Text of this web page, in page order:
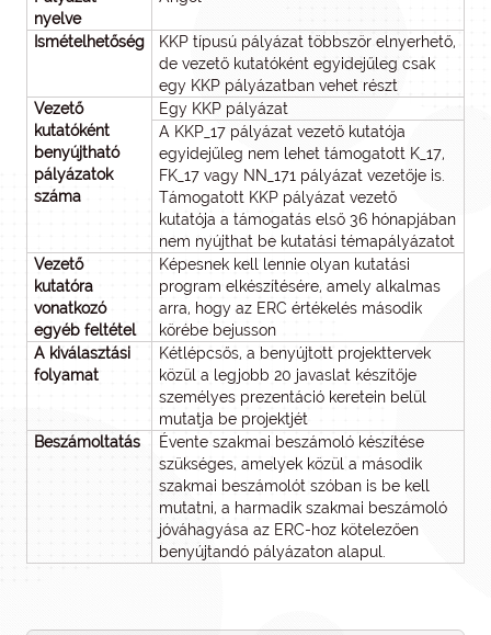
nyelve
Ismételhetőség
KKP típusú pályázat többször elnyerhető,
de vezető kutatóként egyidejűleg csak
egy KKP pályázatban vehet részt
Vezető
kutatóként
benyújtható
pályázatok
száma
Egy KKP pályázat
A KKP_17 pályázat vezető kutatója
egyidejűleg nem lehet támogatott K_17,
FK_17 vagy NN_171 pályázat vezetője is.
Támogatott KKP pályázat vezető
kutatója a támogatás első 36 hónapjában
nem nyújthat be kutatási témapályázatot
Vezető
kutatóra
vonatkozó
egyéb feltétel
Képesnek kell lennie olyan kutatási
program elkészítésére, amely alkalmas
arra, hogy az ERC értékelés második
körébe bejusson
A kiválasztási
folyamat
Kétlépcsős, a benyújtott projekttervek
közül a legjobb 20 javaslat készítője
személyes prezentáció keretein belül
mutatja be projektjét
Beszámoltatás
Évente szakmai beszámoló készítése
szükséges, amelyek közül a második
szakmai beszámolót szóban is be kell
mutatni, a harmadik szakmai beszámoló
jóváhagyása az ERC-hoz kötelezően
benyújtandó pályázaton alapul.